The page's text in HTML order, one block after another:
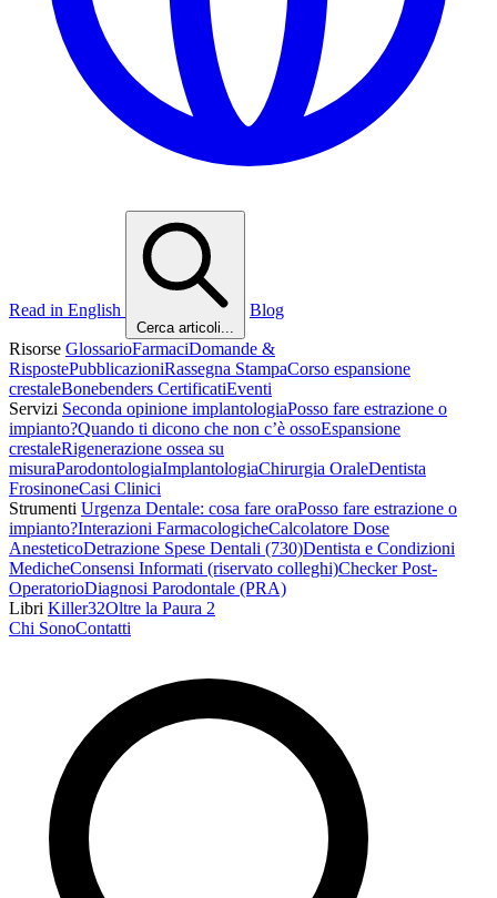
Read in English
Cerca articoli...
Blog
Risorse GlossarioFarmaciDomande &
RispostePubblicazioniRassegna StampaCorso espansione
crestaleBonebenders CertificatiEventi
Servizi Seconda opinione implantologiaPosso fare estrazione o
impianto?Quando ti dicono che non c’è ossoEspansione
crestaleRigenerazione ossea su
misuraParodontologiaImplantologiaChirurgia OraleDentista
FrosinoneCasi Clinici
Strumenti Urgenza Dentale: cosa fare oraPosso fare estrazione o
impianto?Interazioni FarmacologicheCalcolatore Dose
AnesteticoDetrazione Spese Dentali (730)Dentista e Condizioni
MedicheConsensi Informati (riservato colleghi)Checker Post-
OperatorioDiagnosi Parodontale (PRA)
Libri Killer32Oltre la Paura 2
Chi SonoContatti